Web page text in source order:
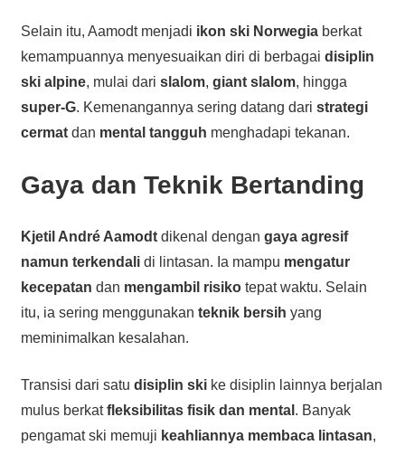
Selain itu, Aamodt menjadi ikon ski Norwegiaberkat
kemampuannya menyesuaikan diri di berbagai disiplin
ski alpine, mulai dari slalom, giant slalom, hingga
super-G. Kemenangannya sering datang dari strategi
cermatdan mental tangguh menghadapi tekanan.
Gaya dan Teknik Bertanding
Kjetil André Aamodtdikenal dengan gaya agresif
namun terkendalidi lintasan. Ia mampu mengatur
kecepatan dan mengambil risikotepat waktu. Selain
itu, ia sering menggunakan teknik bersih yang
meminimalkan kesalahan.
Transisi dari satu disiplin skike disiplin lainnya berjalan
mulus berkatfleksibilitas fisik dan mental . Banyak
pengamat ski memuji keahliannya membaca lintasan,